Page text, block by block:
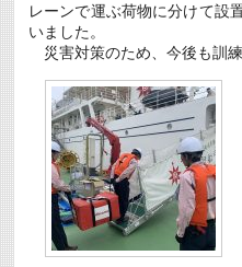
レーンで運ぶ荷物に分けて設
いました。
災害対策のため、今後も訓練